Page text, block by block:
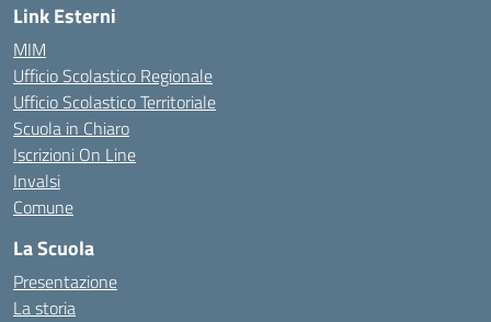
Link Esterni
MIM
Ufficio Scolastico Regionale
Ufficio Scolastico Territoriale
Scuola in Chiaro
Iscrizioni On Line
Invalsi
Comune
La Scuola
Presentazione
La storia